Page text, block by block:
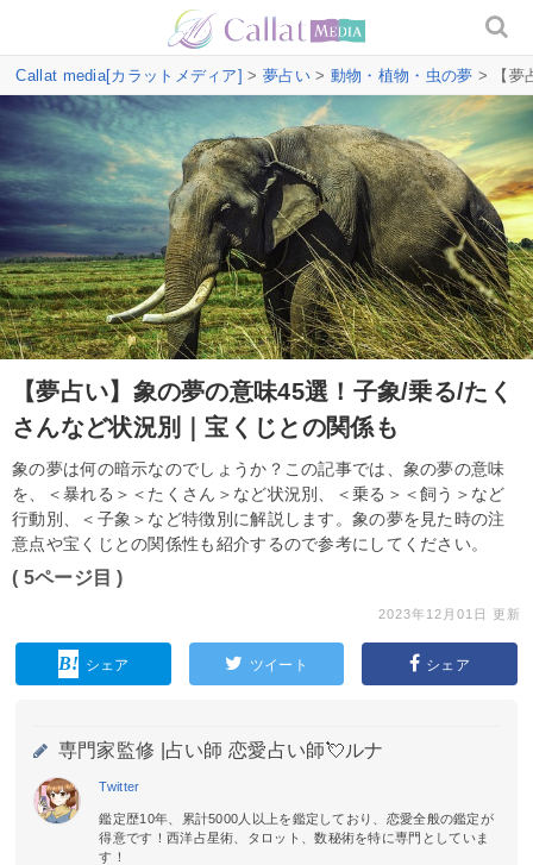
Callat media[カラットメディア] > 夢占い> 動物・植物・虫の夢 > 【夢
【夢占い】象の夢の意味45選！子象/乗る/たく
さんなど状況別｜宝くじとの関係も
象の夢は何の暗示なのでしょうか？この記事では、象の夢の意味
を、＜暴れる＞＜たくさん＞など状況別、＜乗る＞＜飼う＞など
行動別、＜子象＞など特徴別に解説します。象の夢を見た時の注
意点や宝くじとの関係性も紹介するので参考にしてください。
( 5ページ目 )
2023年12月01日 更新
シェア ツイート シェア
専門家監修 | 占い師 恋愛占い師💘ルナ
Twitter
鑑定歴10年、累計5000人以上を鑑定しており、恋愛全般の鑑定が
得意です！西洋占星術、タロット、数秘術を特に専門としていま
す！